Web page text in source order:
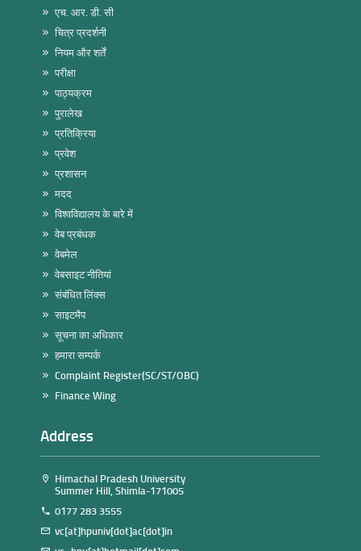
एच. आर. डी. सी
चित्र प्रदर्शनी
नियम और शर्तें
परीक्षा
पाठ्यक्रम
पुरालेख
प्रतिक्रिया
प्रवेश
प्रशासन
मदद
विश्वविद्यालय के बारे में
वेब प्रबंधक
वेबमेल
वेबसाइट नीतियां
संबंधित लिंक्स
साइटमैप
सूचना का अधिकार
हमारा सम्पर्क
Complaint Register(SC/ST/OBC)
Finance Wing
Address
Himachal Pradesh University
Summer Hill, Shimla-171005
0177 283 3555
vc[at]hpuniv[dot]ac[dot]in